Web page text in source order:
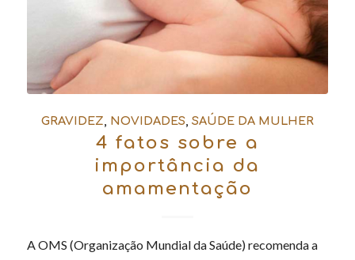
GRAVIDEZ, NOVIDADES, SAÚDE DA MULHER
4 fatos sobre a
importância da
amamentação
A OMS (Organização Mundial da Saúde) recomenda a